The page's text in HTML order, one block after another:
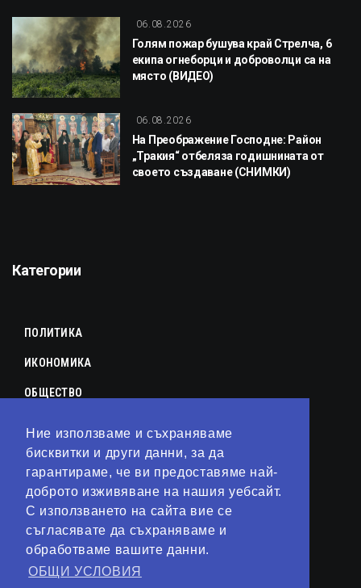
Ние използваме и съхраняваме
бисквитки и други данни, за да
гарантираме, че ви предоставяме най-
доброто изживяване на нашия уебсайт.
С използването на сайта вие се
съгласявате да съхраняваме и
обработваме вашите данни.
ОБЩИ УСЛОВИЯ
06.08.2026
Голям пожар бушува край Стрелча, 6
екипа огнеборци и доброволци са на
място (ВИДЕО)
06.08.2026
На Преображение Господне: Район
„Тракия“ отбеляза годишнината от
своето създаване (СНИМКИ)
Категории
ПОЛИТИКА
ИКОНОМИКА
ОБЩЕСТВО
КУЛТУРА
ЛАЙФСТАЙЛ
ТЕХНОЛОГИИ
АНАЛИЗИ
СВЯТ